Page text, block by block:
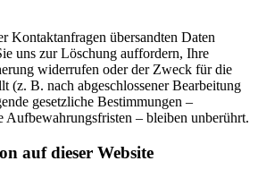
Kontaktanfragen übersandten Daten
uns zur Löschung auffordern, Ihre
widerrufen oder der Zweck für die
(z. B. nach abgeschlossener Bearbeitung
gesetzliche Bestimmungen –
Aufbewahrungsfristen – bleiben unberührt.
auf dieser Website